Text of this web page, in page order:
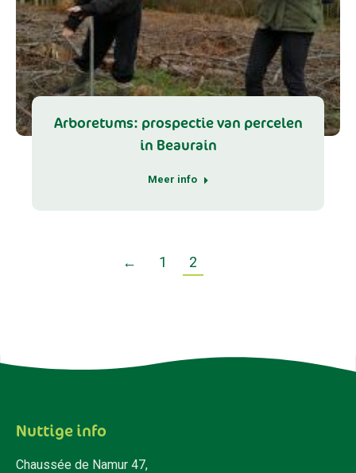
Arboretums: prospectie van percelen
in Beaurain
Meer info
← 1 2
Nuttige info
Chaussée de Namur 47,